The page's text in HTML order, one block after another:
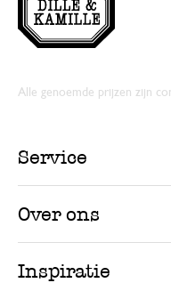
Alle genoemde prijzen zijn
Service
Over ons
Inspiratie